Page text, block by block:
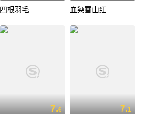
四根羽毛 血染雪山红
7.6 7.1